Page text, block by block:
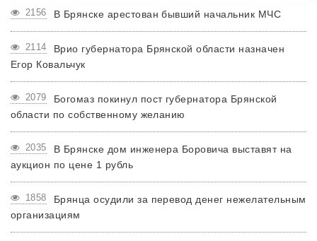
2156 В Брянске арестован бывший начальник МЧС
2114
Врио губернатора Брянской области назначен
Егор Ковальчук
2079
Богомаз покинул пост губернатора Брянской
области по собственному желанию
2035
В Брянске дом инженера Боровича выставят на
аукцион по цене 1 рубль
1858
Брянца осудили за перевод денег нежелательным
организациям